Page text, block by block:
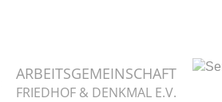
ARBEITSGEMEINSCHAFT
FRIEDHOF & DENKMAL E.V.